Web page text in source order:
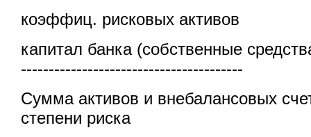
коэффиц. рисковых активов
капитал банка (собственные
----------------------------------------
Сумма активов и внебалансовых
степени риска